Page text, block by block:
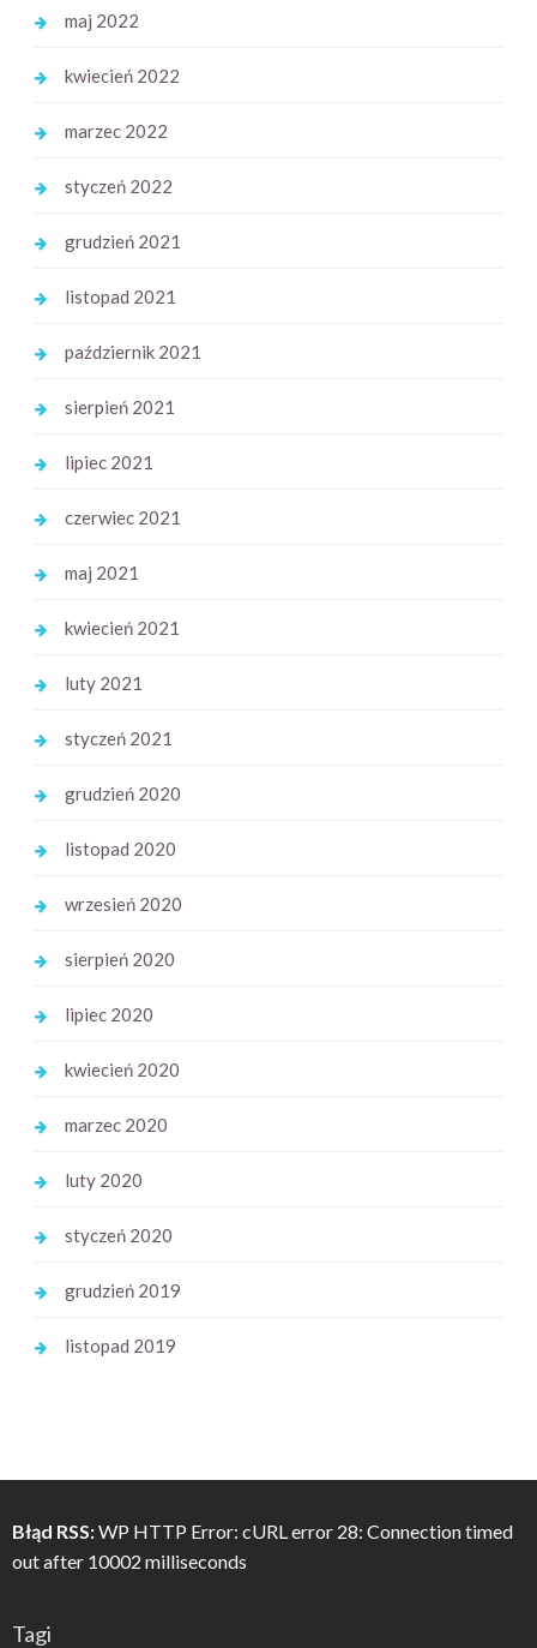
maj 2022
kwiecień 2022
marzec 2022
styczeń 2022
grudzień 2021
listopad 2021
październik 2021
sierpień 2021
lipiec 2021
czerwiec 2021
maj 2021
kwiecień 2021
luty 2021
styczeń 2021
grudzień 2020
listopad 2020
wrzesień 2020
sierpień 2020
lipiec 2020
kwiecień 2020
marzec 2020
luty 2020
styczeń 2020
grudzień 2019
listopad 2019
Błąd RSS:WP HTTP Error: cURL error 28: Connection timed
out after 10002 milliseconds
Tagi